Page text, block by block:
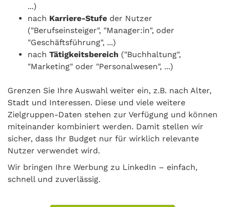
...)
nach Karriere-Stufe der Nutzer
("Berufseinsteiger", "Manager:in", oder
"Geschäftsführung", ...)
nach Tätigkeitsbereich ("Buchhaltung",
"Marketing" oder "Personalwesen", ...)
Grenzen Sie Ihre Auswahl weiter ein, z.B. nach Alter,
Stadt und Interessen. Diese und viele weitere
Zielgruppen-Daten stehen zur Verfügung und können
miteinander kombiniert werden. Damit stellen wir
sicher, dass Ihr Budget nur für wirklich relevante
Nutzer verwendet wird.
Wir bringen Ihre Werbung zu LinkedIn – einfach,
schnell und zuverlässig.